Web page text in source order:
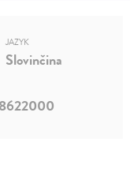
JAZYK
Slovinčina